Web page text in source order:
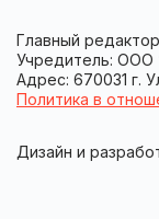
Главный
Учредитель: ООО
Адрес: 670031 г.
Политика в
Дизайн и